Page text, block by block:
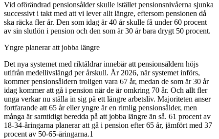
Vid oförändrad pensionsålder skulle istället pensionsnivåerna sjunka
successivt i takt med att vi lever allt längre, eftersom pensionen då
ska räcka fler år. Den som idag är 40 år skulle få under 60 procent
av sin slutlön i pension och den som är 30 år bara drygt 50 procent.
Yngre planerar att jobba längre
Det nya systemet med riktåldrar innebär att pensionsåldern höjs
utifrån medellivslängd per årskull. År 2026, när systemet införs,
kommer pensionsåldern troligen vara 67 år, medan de som är 30 år
idag kommer att gå i pension när de är omkring 70 år. Och allt fler
unga verkar nu ställa in sig på ett längre arbetsliv. Majoriteten anser
fortfarande att 65 år eller yngre är en rimlig pensionsålder, men
många är samtidigt beredda på att jobba längre än så. 61 procent av
18-34-åringarna planerar att gå i pension efter 65 år, jämfört med 37
procent av 50-65-åringarna.1